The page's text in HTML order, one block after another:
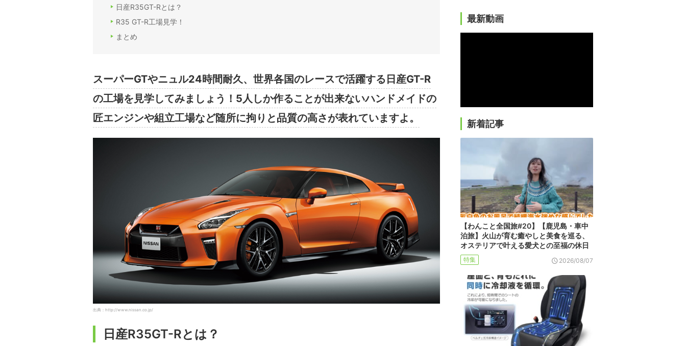
日産R35GT-Rとは？
R35 GT-R工場見学！
まとめ
スーパーGTやニュル24時間耐久、世界各国のレースで活躍する日産GT-R
の工場を見学してみましょう！5人しか作ることが出来ないハンドメイドの
匠エンジンや組立工場など随所に拘りと品質の高さが表れていますよ。
出典：http://www.nissan.co.jp/
日産R35GT-Rとは？
最新動画
新着記事
【わんこと全国旅#20】【鹿児島・車中
泊旅】火山が育む癒やしと美食を巡る、
オステリアで叶える愛犬との至福の休日
特集 2026/08/07